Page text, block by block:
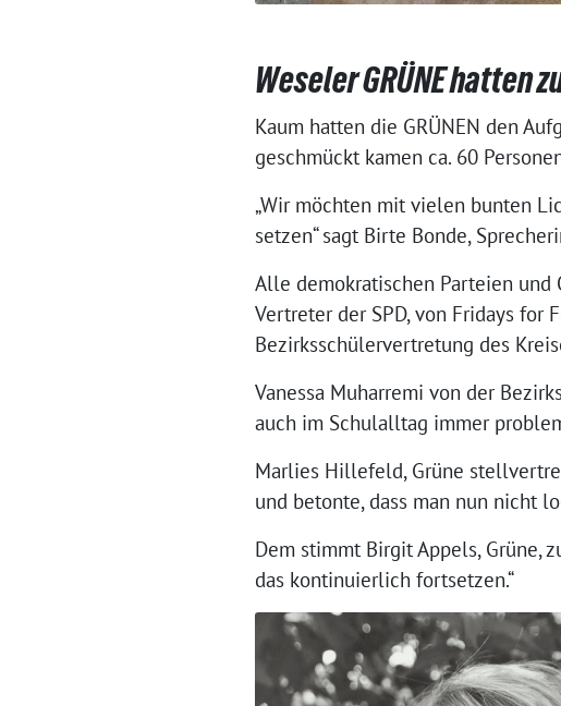
Weseler GRÜNE hatten
Kaum hatten die GRÜNEN den
geschmückt kamen ca. 60
„Wir möchten mit vielen bunten
setzen“ sagt Birte Bonde,
Alle demokratischen Parteien und
Vertreter der SPD, von Fridays for
Bezirksschülervertretung des
Vanessa Muharremi von der
auch im Schulalltag immer
Marlies Hillefeld, Grüne
und betonte, dass man nun nicht
Dem stimmt Birgit Appels, Grüne,
das kontinuierlich fortsetzen.“